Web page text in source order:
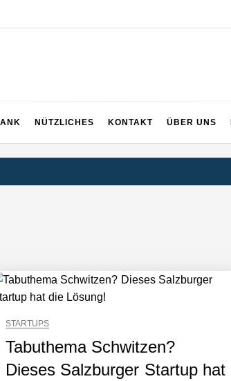
NÜTZLICHES KONTAKT ÜBER UNS
STARTUPS
Tabuthema Schwitzen?
Dieses Salzburger Startup hat